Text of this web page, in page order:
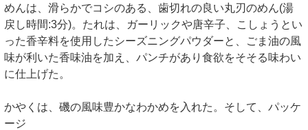
めんは、滑らかでコシのある、歯切れの良い丸刃のめん(湯
戻し時間:3分)。たれは、ガーリックや唐辛子、こしょうとい
った香辛料を使用したシーズニングパウダーと、ごま油の風
味が利いた香味油を加え、パンチがあり食欲をそそる味わい
に仕上げた。
かやくは、磯の風味豊かなわかめを入れた。そして、パッケ
ージ